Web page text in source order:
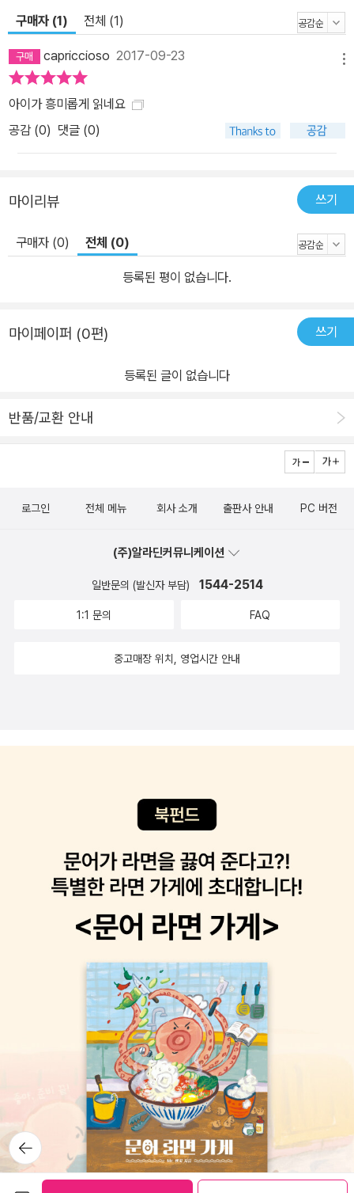
구매자 (1) 전체 (1)
capriccioso 2017-09-23
아이가 흥미롭게 읽네요
공감 (0) 댓글 (0)
마이리뷰 쓰기
구매자 (0) 전체 (0)
등록된 평이 없습니다.
마이페이퍼 (0편) 쓰기
등록된 글이 없습니다
반품/교환 안내
뒤로가
기
로그인 전체 메뉴 회사 소개 출판사 안내 PC 버전
(주)알라딘커뮤니케이션
일반문의 (발신자 부담) 1544-2514
1:1 문의 FAQ
중고매장 위치, 영업시간 안내